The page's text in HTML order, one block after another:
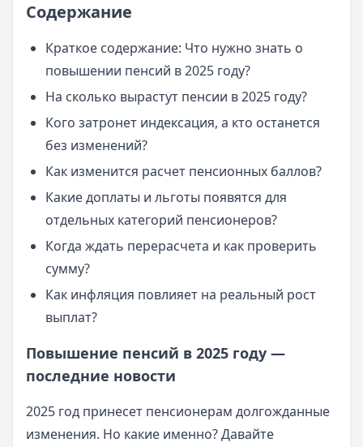
Содержание
Краткое содержание: Что нужно знать о
повышении пенсий в 2025 году?
На сколько вырастут пенсии в 2025 году?
Кого затронет индексация, а кто останется
без изменений?
Как изменится расчет пенсионных баллов?
Какие доплаты и льготы появятся для
отдельных категорий пенсионеров?
Когда ждать перерасчета и как проверить
сумму?
Как инфляция повлияет на реальный рост
выплат?
Повышение пенсий в 2025 году —
последние новости
2025 год принесет пенсионерам долгожданные
изменения. Но какие именно? Давайте